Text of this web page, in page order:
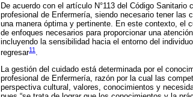
De acuerdo con el artículo N°113 del Código
profesional de Enfermería, siendo necesario tener las
una manera óptima y pertinente. En este contexto, el
de enfoques necesarios para proporcionar una
incluyendo la sensibilidad hacia el entorno del
regresar11 .
La gestión del cuidado está determinada por el
profesional de Enfermería, razón por la cual las
perspectiva cultural, valores, conocimientos y